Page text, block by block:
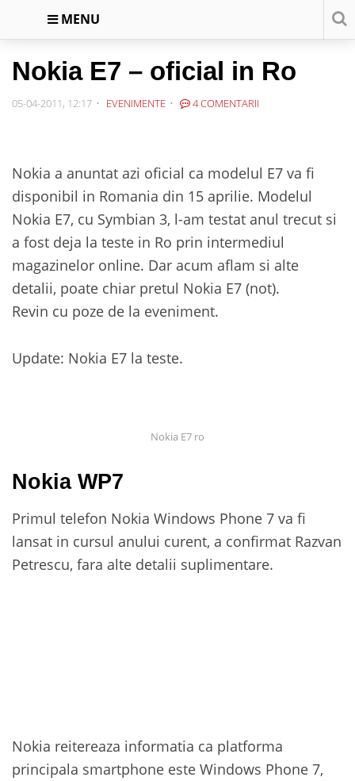
MENU
Nokia E7 – oficial in Ro
05-04-2011, 12:17 EVENIMENTE 4 COMENTARII
Nokia a anuntat azi oficial ca modelul E7 va fi
disponibil in Romania din 15 aprilie. Modelul
Nokia E7, cu Symbian 3, l-am testat anul trecut si
a fost deja la teste in Ro prin intermediul
magazinelor online. Dar acum aflam si alte
detalii, poate chiar pretul Nokia E7 (not).
Revin cu poze de la eveniment.
Update: Nokia E7 la teste.
Nokia E7 ro
Nokia WP7
Primul telefon Nokia Windows Phone 7 va fi
lansat in cursul anului curent, a confirmat Razvan
Petrescu, fara alte detalii suplimentare.
Nokia reitereaza informatia ca platforma
principala smartphone este Windows Phone 7,